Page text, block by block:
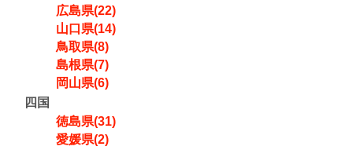
広島県(22)
山口県(14)
鳥取県(8)
島根県(7)
岡山県(6)
四国
徳島県(31)
愛媛県(2)